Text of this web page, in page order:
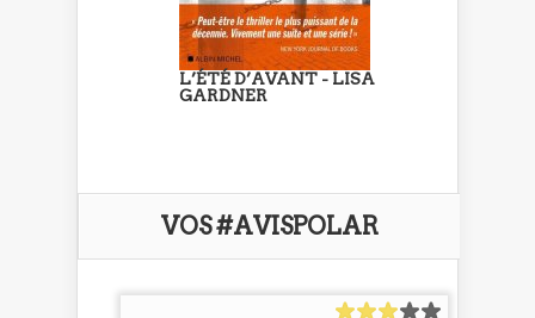
L’ÉTÉ D’AVANT - LISA
GARDNER
VOS #AVISPOLAR